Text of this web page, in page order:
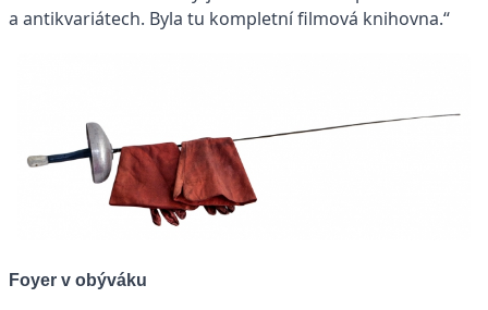
a antikvariátech. Byla tu kompletní filmová knihovna.“
Foyer v obýváku